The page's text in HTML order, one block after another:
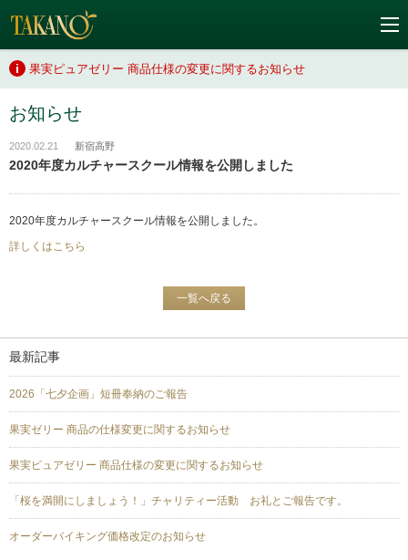
果実ピュアゼリー 商品仕様の変更に関するお知らせ
お知らせ
2020.02.21 新宿高野
2020年度カルチャースクール情報を公開しました
2020年度カルチャースクール情報を公開しました。
詳しくはこちら
一覧へ戻る
最新記事
2026「七夕企画」短冊奉納のご報告
果実ゼリー 商品の仕様変更に関するお知らせ
果実ピュアゼリー 商品仕様の変更に関するお知らせ
「桜を満開にしましょう！」チャリティー活動 お礼とご報告です。
オーダーバイキング価格改定のお知らせ